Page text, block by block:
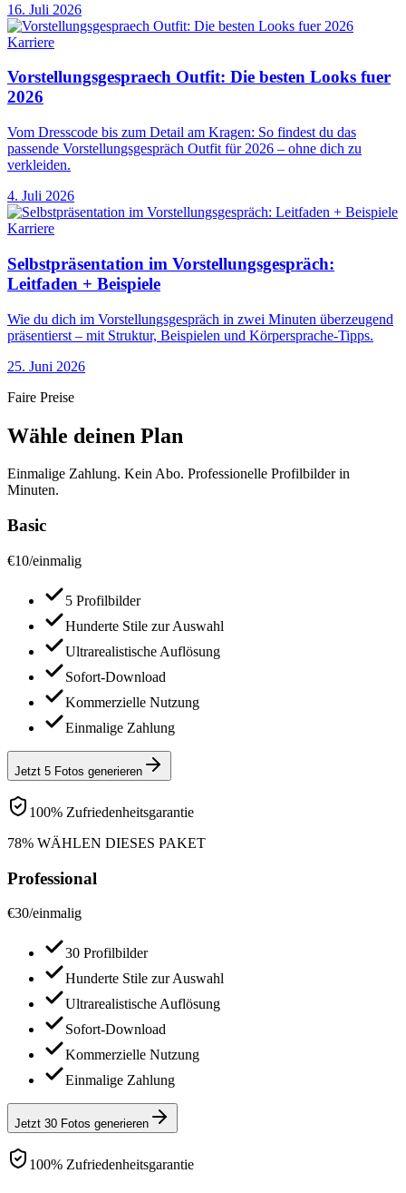
16. Juli 2026
Karriere
Vorstellungsgespraech Outfit: Die besten Looks fuer
2026
Vom Dresscode bis zum Detail am Kragen: So findest du das
passende Vorstellungsgespräch Outfit für 2026 – ohne dich zu
verkleiden.
4. Juli 2026
Karriere
Selbstpräsentation im Vorstellungsgespräch:
Leitfaden + Beispiele
Wie du dich im Vorstellungsgespräch in zwei Minuten überzeugend
präsentierst – mit Struktur, Beispielen und Körpersprache-Tipps.
25. Juni 2026
Faire Preise
Wähle deinen Plan
Einmalige Zahlung. Kein Abo. Professionelle Profilbilder in
Minuten.
Basic
€10/einmalig
5 Profilbilder
Hunderte Stile zur Auswahl
Ultrarealistische Auflösung
Sofort-Download
Kommerzielle Nutzung
Einmalige Zahlung
Jetzt 5 Fotos generieren
100% Zufriedenheitsgarantie
78% WÄHLEN DIESES PAKET
Professional
€30/einmalig
30 Profilbilder
Hunderte Stile zur Auswahl
Ultrarealistische Auflösung
Sofort-Download
Kommerzielle Nutzung
Einmalige Zahlung
Jetzt 30 Fotos generieren
100% Zufriedenheitsgarantie